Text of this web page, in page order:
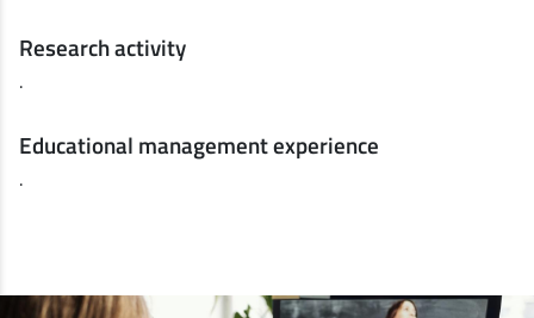
Research activity
.
Educational management experience
.